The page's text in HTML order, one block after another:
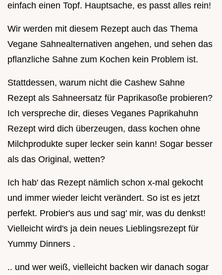
einfach einen Topf. Hauptsache, es passt alles rein!
Wir werden mit diesem Rezept auch das Thema
Vegane Sahnealternativen angehen, und sehen das
pflanzliche Sahne zum Kochen kein Problem ist.
Stattdessen, warum nicht die Cashew Sahne
Rezept als Sahneersatz für Paprikasoße probieren?
Ich verspreche dir, dieses Veganes Paprikahuhn
Rezept wird dich überzeugen, dass kochen ohne
Milchprodukte super lecker sein kann! Sogar besser
als das Original, wetten?
Ich hab' das Rezept nämlich schon x-mal gekocht
und immer wieder leicht verändert. So ist es jetzt
perfekt. Probier's aus und sag' mir, was du denkst!
Vielleicht wird's ja dein neues Lieblingsrezept für
Yummy Dinners .
.. und wer weiß, vielleicht backen wir danach sogar